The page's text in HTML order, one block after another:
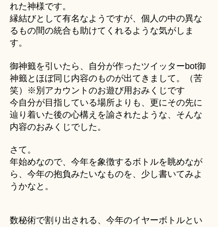
れた神様です。
縁結びとして有名なようですが、個人の中の異な
るもの間の統合も助けてくれるような気がしま
す。
御神籤を引いたら、自分が作ったツイッターbot御
神籤とほぼ同じ内容のものが出てきまして。（苦
笑）※別アカウントのお遊び用おみくじです
今自分が目指している場所よりも、更にその先に
辿り着いた後の心構えを諭されたような、そんな
内容のおみくじでした。
さて。
年始めなので、今年を象徴するボトルを眺めなが
ら、今年の抱負みたいなものを、少し書いてみよ
うかなと。
数秘術で割り出される、今年のイヤーボトルとい